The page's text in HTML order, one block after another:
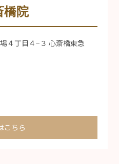
橋院
４丁目４−３ 心斎橋東急
こちら